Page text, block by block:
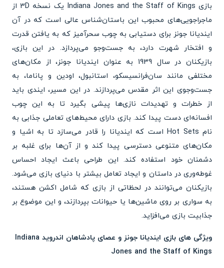
بازی Indiana Jones and the Staff of Kings یک نسخه 3D از
ماجراجویی‌های محبوب این باستان‌شناس عالی است که در آن
ایندیانا جونز برای دستیابی به چوب سحرآمیز که به یافتن قدرت
و افتخار شهرت دارد، به جست‌وجو می‌پردازد. در این بازی،
بازیکنان در سال 1939 به عنوان ایندیانا جونز، از مکان‌های
مختلفی مانند سان‌فرانسیسکو، استانبول، اودین و پاناما، به
جست‌وجوی این اثر مقدس می‌پردازند. در این مسیر، ایندی باید
از خطرات و تهدیدات نازی‌ها پیشی بگیرد تا به این چوب
افسانه‌ای دست پیدا کند. بازی دارای محیط‌های تعاملی جذابی به
نام Hot Sets است که ایندیانا را قادر می‌سازد تا به اشیا و
مکان‌های متنوعی دسترسی پیدا کند و از آن‌ها برای غلبه بر
دشمنان خود استفاده کند. این طراحی باعث ایجاد احساس
غوطه‌وری در داستان و ایجاد تعامل بیشتر با دنیای بازی می‌شود.
بازیکنان می‌توانند در لحظاتی از بازی که شامل اکشن هستند،
به سواری بر روی ماشین‌ها یا حیوانات بپردازند، و این موضوع بر
جذابیت بازی می‌افزاید.
ویژگی های بازی ایندیانا جونز و عصای پادشاهان اندروید Indiana
Jones and the Staff of Kings